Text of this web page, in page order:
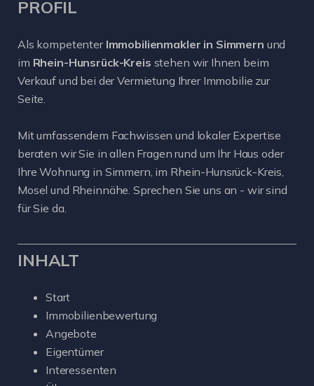
PROFIL
Als kompetenter Immobilienmakler in Simmern und
im Rhein-Hunsrück-Kreis stehen wir Ihnen beim
Verkauf und bei der Vermietung Ihrer Immobilie zur
Seite.
Mit umfassendem Fachwissen und lokaler Expertise
beraten wir Sie in allen Fragen rund um Ihr Haus oder
Ihre Wohnung in Simmern, im Rhein-Hunsrück-Kreis,
Mosel und Rheinnähe. Sprechen Sie uns an - wir sind
für Sie da.
INHALT
Start
Immobilienbewertung
Angebote
Eigentümer
Interessenten